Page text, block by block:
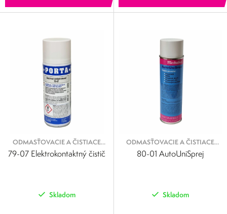
ODMASŤOVACIE A ČISTIACE
SPREJE
79-07 Elektrokontaktný čistič
Skladom
ODMASŤOVACIE A ČISTIACE
SPREJE
80-01 AutoUniSprej
Skladom